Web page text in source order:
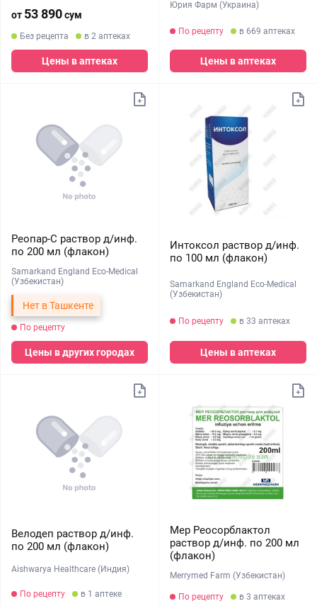
от 53 890сум
Без рецепта в 2 аптеках
Цены в аптеках
Юрия Фарм (Украина)
По рецепту в 669 аптеках
Цены в аптеках
Реопар-С раствор д/инф.
по 200 мл (флакон)
Samarkand England Eco-Medical
(Узбекистан)
Нет в Ташкенте
По рецепту
Цены в других городах
Интоксол раствор д/инф.
по 100 мл (флакон)
Samarkand England Eco-Medical
(Узбекистан)
По рецепту в 33 аптеках
Цены в аптеках
Велодеп раствор д/инф.
по 200 мл (флакон)
Aishwarya Healthcare (Индия)
По рецепту в 1 аптеке
Мер Реосорблактол
раствор д/инф. по 200 мл
(флакон)
Merrymed Farm (Узбекистан)
По рецепту в 3 аптеках